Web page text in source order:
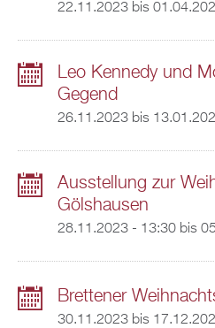
22.11.2023bis
Leo Kennedy und
Gegend
26.11.2023bis
Ausstellung zur
Gölshausen
28.11.2023 - 13:30bis
Brettener
30.11.2023bis